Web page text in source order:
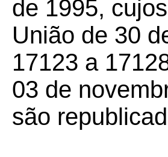
de 1995,
União de 30
17123 a
03 de
são